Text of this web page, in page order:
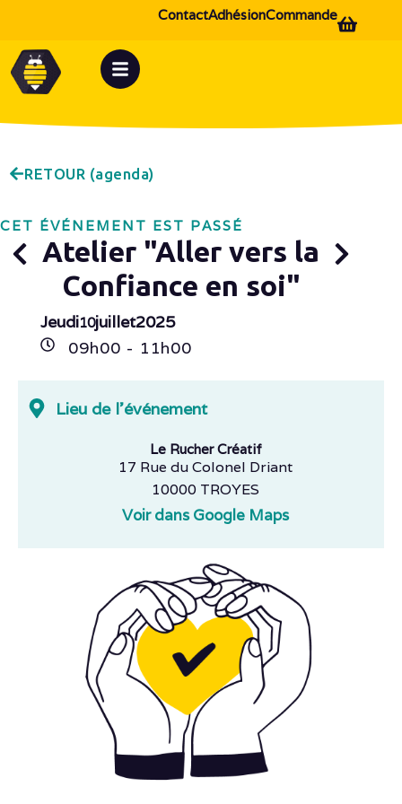
Commande
Adhésion
Contact
RETOUR (agenda)
CET ÉVÉNEMENT EST PASSÉ
Atelier "Aller vers la
Confiance en soi"
Jeudi10juillet2025
09h00 - 11h00
Lieu de l'événement
Le Rucher Créatif
17 Rue du Colonel Driant
10000 TROYES
Voir dans Google Maps